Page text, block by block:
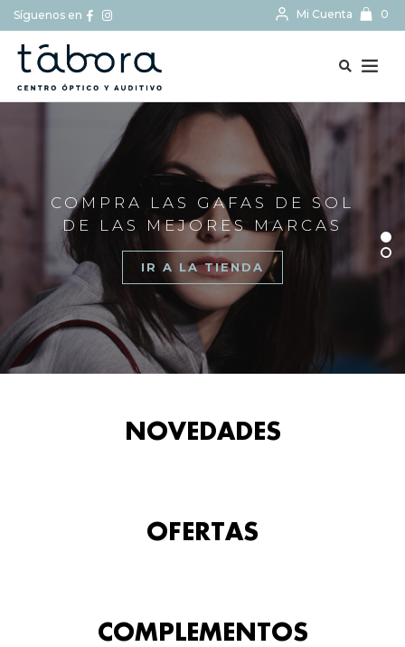
Síguenos en Mi Cuenta 0
COMPRA LAS GAFAS DE SOL
DE LAS MEJORES MARCAS
IR A LA TIENDA
NOVEDADES
OFERTAS
COMPLEMENTOS